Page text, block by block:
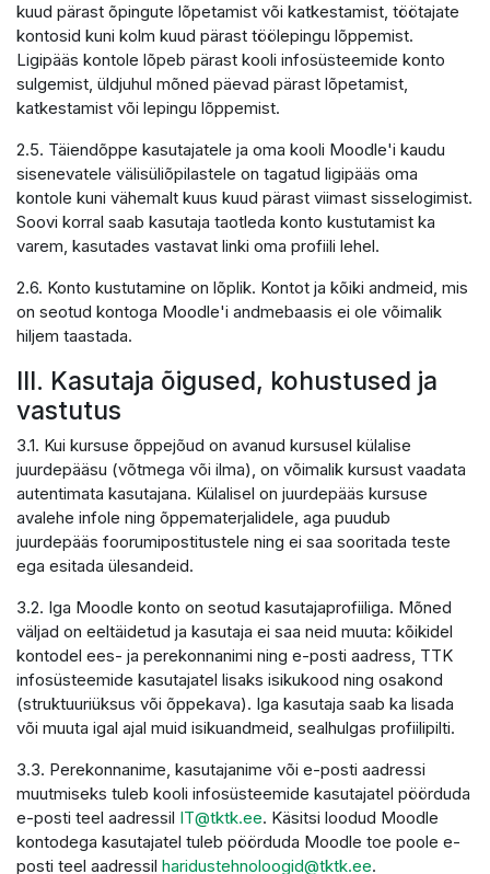
kuud pärast õpingute lõpetamist või katkestamist, töötajate
kontosid kuni kolm kuud pärast töölepingu lõppemist.
Ligipääs kontole lõpeb pärast kooli infosüsteemide konto
sulgemist, üldjuhul mõned päevad pärast lõpetamist,
katkestamist või lepingu lõppemist.
2.5. Täiendõppe kasutajatele ja oma kooli Moodle'i kaudu
sisenevatele välisüliõpilastele on tagatud ligipääs oma
kontole kuni vähemalt kuus kuud pärast viimast sisselogimist.
Soovi korral saab kasutaja taotleda konto kustutamist ka
varem, kasutades vastavat linki oma profiili lehel.
2.6. Konto kustutamine on lõplik. Kontot ja kõiki andmeid, mis
on seotud kontoga Moodle'i andmebaasis ei ole võimalik
hiljem taastada.
III. Kasutaja õigused, kohustused ja
vastutus
3.1. Kui kursuse õppejõud on avanud kursusel külalise
juurdepääsu (võtmega või ilma), on võimalik kursust vaadata
autentimata kasutajana. Külalisel on juurdepääs kursuse
avalehe infole ning õppematerjalidele, aga puudub
juurdepääs foorumipostitustele ning ei saa sooritada teste
ega esitada ülesandeid.
3.2. Iga Moodle konto on seotud kasutajaprofiiliga. Mõned
väljad on eeltäidetud ja kasutaja ei saa neid muuta: kõikidel
kontodel ees- ja perekonnanimi ning e-posti aadress, TTK
infosüsteemide kasutajatel lisaks isikukood ning osakond
(struktuuriüksus või õppekava). Iga kasutaja saab ka lisada
või muuta igal ajal muid isikuandmeid, sealhulgas profiilipilti.
3.3. Perekonnanime, kasutajanime või e-posti aadressi
muutmiseks tuleb kooli infosüsteemide kasutajatel pöörduda
e-posti teel aadressil IT@tktk.ee. Käsitsi loodud Moodle
kontodega kasutajatel tuleb pöörduda Moodle toe poole e-
posti teel aadressil haridustehnoloogid@tktk.ee.